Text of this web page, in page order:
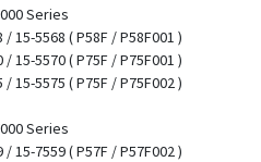
Series
15-5568 ( P58F / P58F001 )
15-5570 ( P75F / P75F001 )
15-5575 ( P75F / P75F002 )
Series
15-7559 ( P57F / P57F002 )